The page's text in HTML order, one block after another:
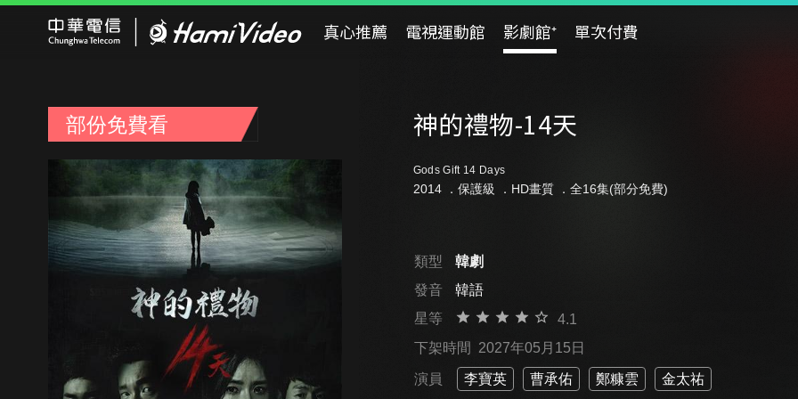
真心推薦 電視運動館 影劇館⁺ 單次付費
部份免費看 神的禮物-14天
Gods Gift 14 Days
2014 ． 保護級 ．HD畫質 ．全16集(部分免費)
類型
韓劇
發音
韓語
星等
4.1
下架時間 2027年05月15日
演員 李寶英 曹承佑 鄭糠雲 金太祐